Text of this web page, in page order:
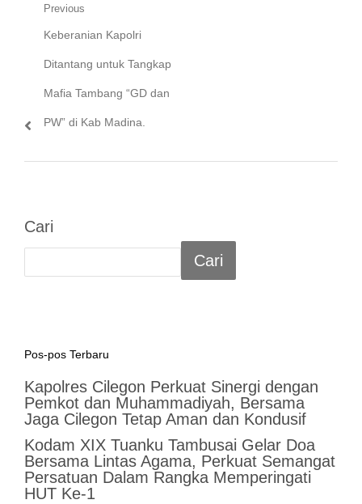
Navigasi
pos
Previous
Previous
post:
Keberanian Kapolri
Ditantang untuk Tangkap
Mafia Tambang “GD dan
PW” di Kab Madina.
Cari
Cari
Pos-pos Terbaru
Kapolres Cilegon Perkuat Sinergi dengan
Pemkot dan Muhammadiyah, Bersama
Jaga Cilegon Tetap Aman dan Kondusif
Kodam XIX Tuanku Tambusai Gelar Doa
Bersama Lintas Agama, Perkuat Semangat
Persatuan Dalam Rangka Memperingati
HUT Ke-1